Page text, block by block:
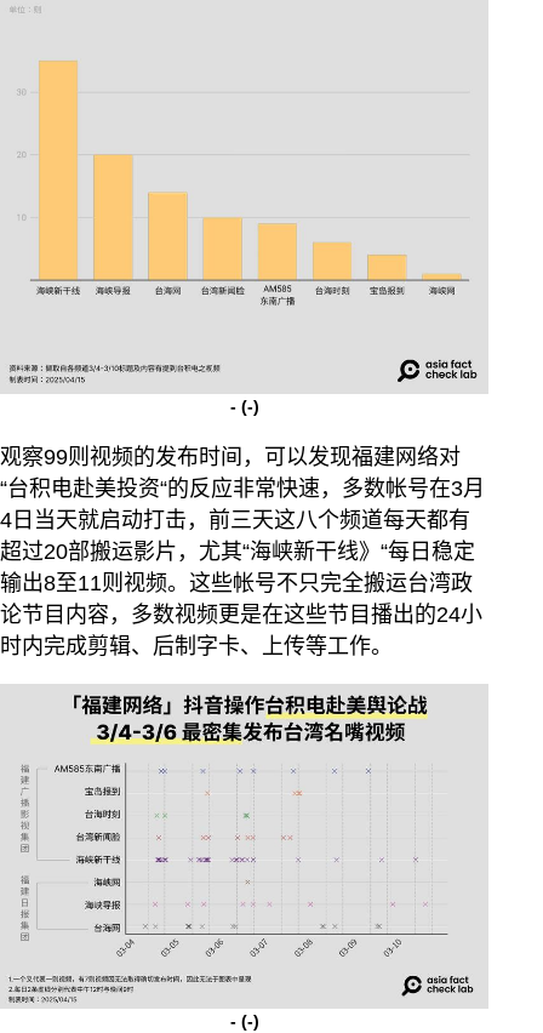
- (-)
观察99则视频的发布时间，可以发现福建网络对
“台积电赴美投资“的反应非常快速，多数帐号在3月
4日当天就启动打击，前三天这八个频道每天都有
超过20部搬运影片，尤其“海峡新干线》“每日稳定
输出8至11则视频。这些帐号不只完全搬运台湾政
论节目内容，多数视频更是在这些节目播出的24小
时内完成剪辑、后制字卡、上传等工作。
- (-)